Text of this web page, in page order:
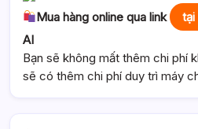
Mua hàng online qua link tại
AI
Bạn sẽ không mất thêm chi phí
sẽ có thêm chi phí duy trì máy